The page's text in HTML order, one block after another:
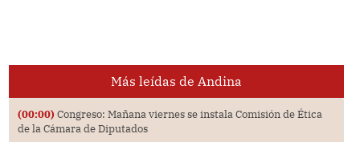
Más leídas de Andina
(00:00) Congreso: Mañana viernes se instala Comisión de Ética
de la Cámara de Diputados